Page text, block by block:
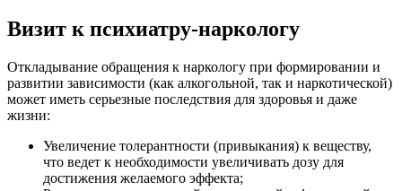
Визит к психиатру-наркологу
Откладывание обращения к наркологу при формировании и
развитии зависимости (как алкогольной, так и наркотической)
может иметь серьезные последствия для здоровья и даже
жизни:
Увеличение толерантности (привыкания) к веществу,
что ведет к необходимости увеличивать дозу для
достижения желаемого эффекта;